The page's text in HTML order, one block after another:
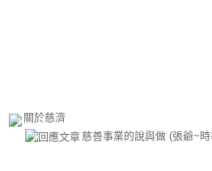
關於慈濟
慈善事業的說與做 (張爺~